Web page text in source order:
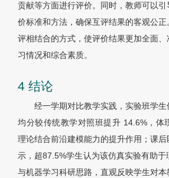
贡献等方面进行评价。同时，教师可以
价标准和方法，确保互评结果的客观公
评相结合的方式，使评价结果更加全面
习情况和综合素质。
4 结论
经一学期对比教学实践，实验班学
均分较传统教学对照班提升 14.6%，体
理论结合前沿建模能力的提升作用；课后
示，超87.5%学生认为该仿真实验有助
与机器学习科研思路，直观反映学生对本